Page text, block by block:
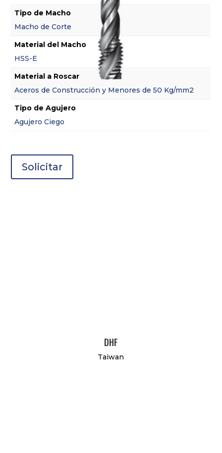
Tipo de Macho
Macho de Corte
Material del Macho
HSS-E
Material a Roscar
Aceros de Construcción y Menores de 50 Kg/mm2
Tipo de Agujero
Agujero Ciego
Solicitar
DHF
Taiwan